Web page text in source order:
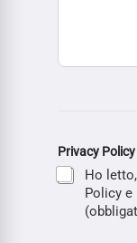
Privacy Policy
Ho
Policy e